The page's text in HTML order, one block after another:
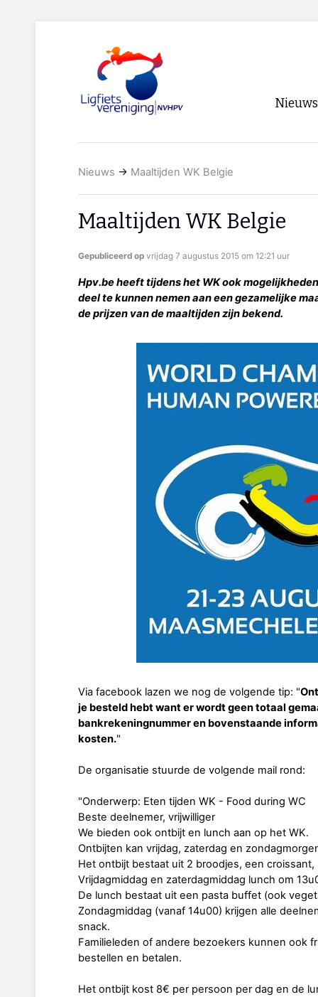
Nieuws
Nieuws → Maaltijden WK Belgie
Maaltijden WK Belgie
Gepubliceerd op vrijdag 7 augustus 2015 om 12:21 uur
Hpv.be heeft tijdens het WK ook
deel te kunnen nemen aan een gezamelijke
de prijzen van de maaltijden zijn bekend.
Via facebook lazen we nog de volgende tip: "
je besteld hebt want er wordt geen totaal
bankrekeningnummer en bovenstaande
kosten."
De organisatie stuurde de volgende mail rond:
"Onderwerp: Eten tijden WK - Food during WC
Beste deelnemer, vrijwilliger
We bieden ook ontbijt en lunch aan op het WK.
Ontbijten kan vrijdag, zaterdag en
Het ontbijt bestaat uit 2 broodjes, een
Vrijdagmiddag en zaterdagmiddag lunch om
De lunch bestaat uit een pasta buffet (ook
Zondagmiddag (vanaf 14u00) krijgen alle
snack.
Familieleden of andere bezoekers kunnen ook
bestellen en betalen.
Het ontbijt kost 8€ per persoon per dag en de